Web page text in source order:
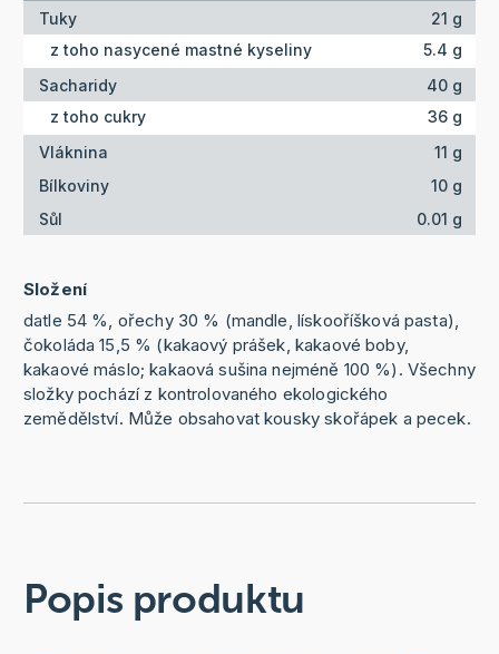
Tuky
21 g
z toho nasycené mastné kyseliny
5.4 g
Sacharidy
40 g
z toho cukry
36 g
Vláknina
11 g
Bílkoviny
10 g
Sůl
0.01 g
Složení
datle 54 %, ořechy 30 % (mandle, lískooříšková pasta),
čokoláda 15,5 % (kakaový prášek, kakaové boby,
kakaové máslo; kakaová sušina nejméně 100 %). Všechny
složky pochází z kontrolovaného ekologického
zemědělství. Může obsahovat kousky skořápek a pecek.
Popis produktu